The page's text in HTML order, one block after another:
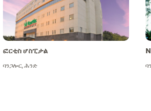
ፎርቲስ ሆስፒታል
ባንጋሎር,ሕንድ